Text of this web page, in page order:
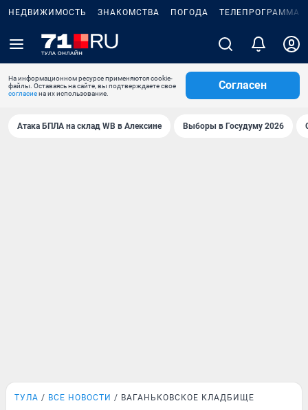
НЕДВИЖИМОСТЬ ЗНАКОМСТВА ПОГОДА ТЕЛЕПРОГРАММА
На информационном ресурсе применяются cookie-
файлы. Оставаясь на сайте, вы подтверждаете свое
согласиена их использование.
Согласен
Атака БПЛА на склад WB в Алексине Выборы в Госудуму 2026
ТУЛА ВСЕ НОВОСТИ ВАГАНЬКОВСКОЕ КЛАДБИЩЕ